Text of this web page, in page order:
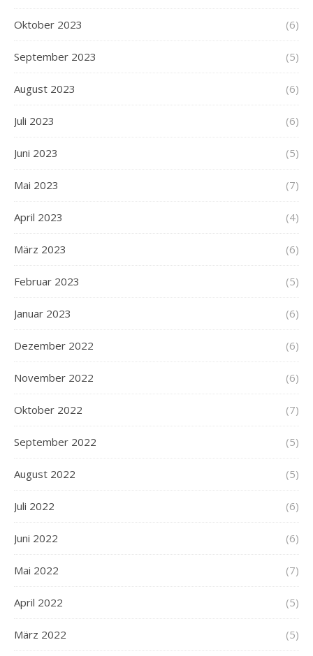
Oktober 2023 (6)
September 2023 (5)
August 2023 (6)
Juli 2023 (6)
Juni 2023 (5)
Mai 2023 (7)
April 2023 (4)
März 2023 (6)
Februar 2023 (5)
Januar 2023 (6)
Dezember 2022 (6)
November 2022 (6)
Oktober 2022 (7)
September 2022 (5)
August 2022 (5)
Juli 2022 (6)
Juni 2022 (6)
Mai 2022 (7)
April 2022 (5)
März 2022 (5)